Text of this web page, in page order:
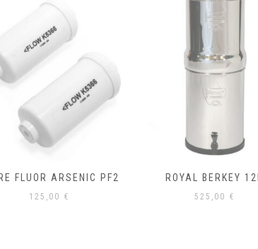
FLUOR ARSENIC PF2
125,00 €
ROYAL BERKEY 12L
525,00 €